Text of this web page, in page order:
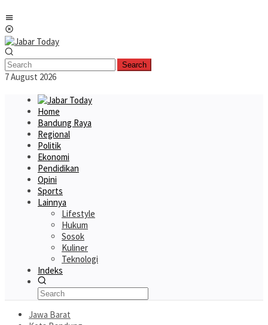
to
content
Search
7 August 2026
Home
Bandung Raya
Regional
Politik
Ekonomi
Pendidikan
Opini
Sports
Lainnya
Lifestyle
Hukum
Sosok
Kuliner
Teknologi
Indeks
Jawa Barat